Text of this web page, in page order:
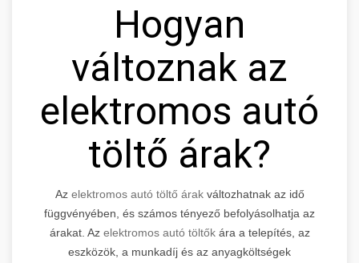
Hogyan
változnak az
elektromos autó
töltő árak?
Az elektromos autó töltő árakváltozhatnak az idő
függvényében, és számos tényező befolyásolhatja az
árakat. Az elektromos autó töltőkára a telepítés, az
eszközök, a munkadíj és az anyagköltségek